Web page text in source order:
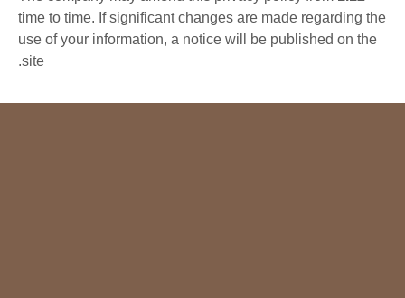
time to time. If significant changes are made regarding the
use of your information, a notice will be published on the
site.